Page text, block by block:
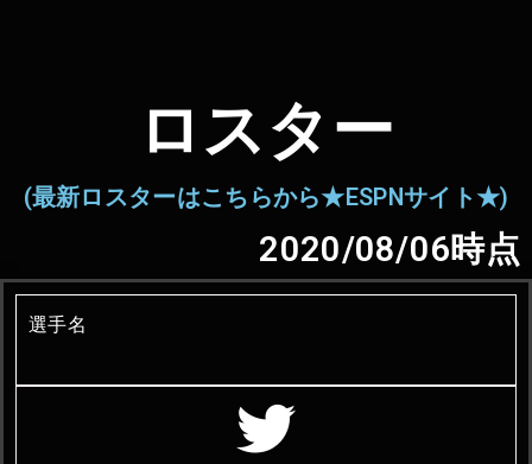
ロスター
(最新ロスターはこちらから★ESPNサイト★)
2020/08/06時点
選手名